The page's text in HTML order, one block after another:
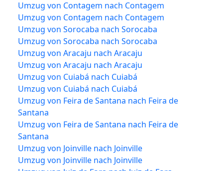
Umzug von Contagem nach Contagem
Umzug von Contagem nach Contagem
Umzug von Sorocaba nach Sorocaba
Umzug von Sorocaba nach Sorocaba
Umzug von Aracaju nach Aracaju
Umzug von Aracaju nach Aracaju
Umzug von Cuiabá nach Cuiabá
Umzug von Cuiabá nach Cuiabá
Umzug von Feira de Santana nach Feira de
Santana
Umzug von Feira de Santana nach Feira de
Santana
Umzug von Joinville nach Joinville
Umzug von Joinville nach Joinville